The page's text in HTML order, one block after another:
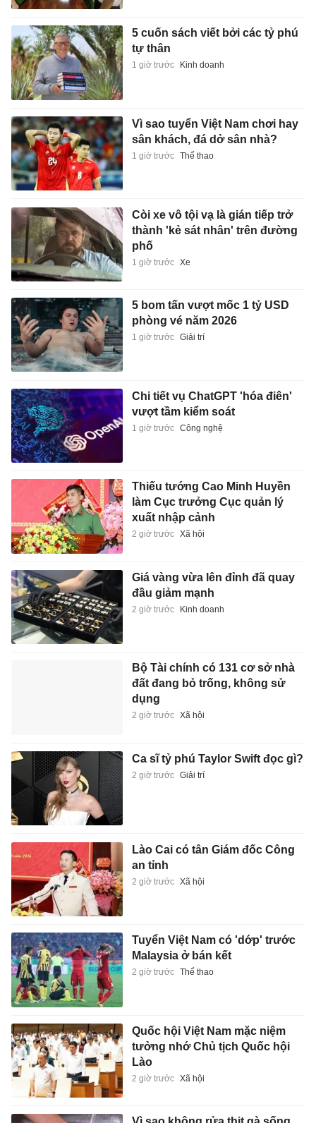
5 cuốn sách viết bởi các tỷ phú
tự thân
1 giờ trước Kinh doanh
Vì sao tuyển Việt Nam chơi hay
sân khách, đá dở sân nhà?
1 giờ trước Thể thao
Còi xe vô tội vạ là gián tiếp trở
thành 'kẻ sát nhân' trên đường
phố
1 giờ trước Xe
5 bom tấn vượt mốc 1 tỷ USD
phòng vé năm 2026
1 giờ trước Giải trí
Chi tiết vụ ChatGPT 'hóa điên'
vượt tầm kiểm soát
1 giờ trước Công nghệ
Thiếu tướng Cao Minh Huyền
làm Cục trưởng Cục quản lý
xuất nhập cảnh
2 giờ trước Xã hội
Giá vàng vừa lên đỉnh đã quay
đầu giảm mạnh
2 giờ trước Kinh doanh
Bộ Tài chính có 131 cơ sở nhà
đất đang bỏ trống, không sử
dụng
2 giờ trước Xã hội
Ca sĩ tỷ phú Taylor Swift đọc gì?
2 giờ trước Giải trí
Lào Cai có tân Giám đốc Công
an tỉnh
2 giờ trước Xã hội
Tuyển Việt Nam có 'dớp' trước
Malaysia ở bán kết
2 giờ trước Thể thao
Quốc hội Việt Nam mặc niệm
tưởng nhớ Chủ tịch Quốc hội
Lào
2 giờ trước Xã hội